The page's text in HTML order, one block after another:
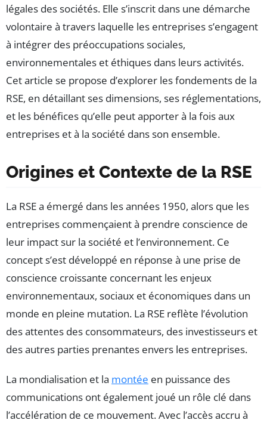
légales des sociétés. Elle s’inscrit dans une démarche
volontaire à travers laquelle les entreprises s’engagent
à intégrer des préoccupations sociales,
environnementales et éthiques dans leurs activités.
Cet article se propose d’explorer les fondements de la
RSE, en détaillant ses dimensions, ses réglementations,
et les bénéfices qu’elle peut apporter à la fois aux
entreprises et à la société dans son ensemble.
Origines et Contexte de la RSE
La RSE a émergé dans les années 1950, alors que les
entreprises commençaient à prendre conscience de
leur impact sur la société et l’environnement. Ce
concept s’est développé en réponse à une prise de
conscience croissante concernant les enjeux
environnementaux, sociaux et économiques dans un
monde en pleine mutation. La RSE reflète l’évolution
des attentes des consommateurs, des investisseurs et
des autres parties prenantes envers les entreprises.
La mondialisation et la montée en puissance des
communications ont également joué un rôle clé dans
l’accélération de ce mouvement. Avec l’accès accru à